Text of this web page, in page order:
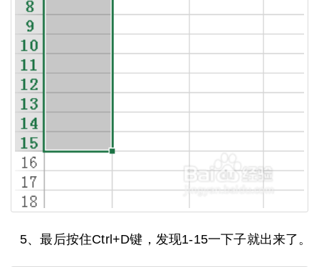
5、最后按住Ctrl+D键，发现1-15一下子就出来了。